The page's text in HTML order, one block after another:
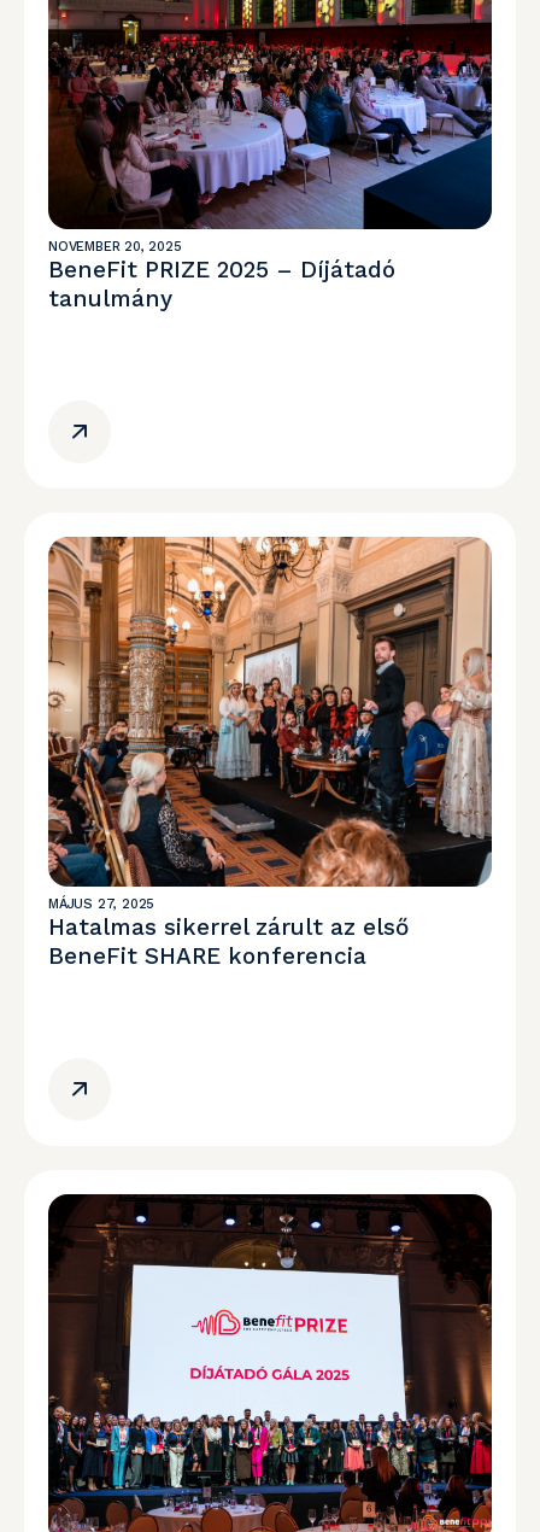
NOVEMBER 20, 2025
BeneFit PRIZE 2025 – Díjátadó
tanulmány
MÁJUS 27, 2025
Hatalmas sikerrel zárult az első
BeneFit SHARE konferencia